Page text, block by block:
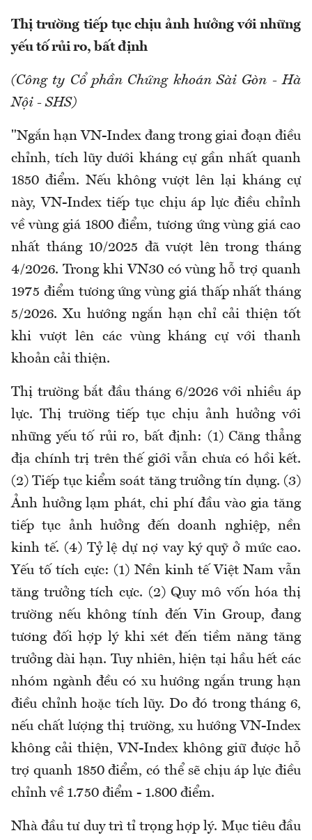
Thị trường tiếp tục chịu ảnh hưởng với những
yếu tố rủi ro, bất định
(Công ty Cổ phần Chứng khoán Sài Gòn - Hà
Nội - SHS)
"Ngắn hạn VN-Index đang trong giai đoạn điều
chỉnh, tích lũy dưới kháng cự gần nhất quanh
1850 điểm. Nếu không vượt lên lại kháng cự
này, VN-Index tiếp tục chịu áp lực điều chỉnh
về vùng giá 1800 điểm, tương ứng vùng giá cao
nhất tháng 10/2025 đã vượt lên trong tháng
4/2026. Trong khi VN30 có vùng hỗ trợ quanh
1975 điểm tương ứng vùng giá thấp nhất tháng
5/2026. Xu hướng ngắn hạn chỉ cải thiện tốt
khi vượt lên các vùng kháng cự với thanh
khoản cải thiện.
Thị trường bắt đầu tháng 6/2026 với nhiều áp
lực. Thị trường tiếp tục chịu ảnh hưởng với
những yếu tố rủi ro, bất định: (1) Căng thẳng
địa chính trị trên thế giới vẫn chưa có hồi kết.
(2) Tiếp tục kiểm soát tăng trưởng tín dụng. (3)
Ảnh hưởng lạm phát, chi phí đầu vào gia tăng
tiếp tục ảnh hưởng đến doanh nghiệp, nền
kinh tế. (4) Tỷ lệ dự nợ vay ký quỹ ở mức cao.
Yếu tố tích cực: (1) Nền kinh tế Việt Nam vẫn
tăng trưởng tích cực. (2) Quy mô vốn hóa thị
trường nếu không tính đến Vin Group, đang
tương đối hợp lý khi xét đến tiềm năng tăng
trưởng dài hạn. Tuy nhiên, hiện tại hầu hết các
nhóm ngành đều có xu hướng ngắn trung hạn
điều chỉnh hoặc tích lũy. Do đó trong tháng 6,
nếu chất lượng thị trường, xu hướng VN-Index
không cải thiện, VN-Index không giữ được hỗ
trợ quanh 1850 điểm, có thể sẽ chịu áp lực điều
chỉnh về 1.750 điểm - 1.800 điểm.
Nhà đầu tư duy trì tỉ trọng hợp lý. Mục tiêu đầu